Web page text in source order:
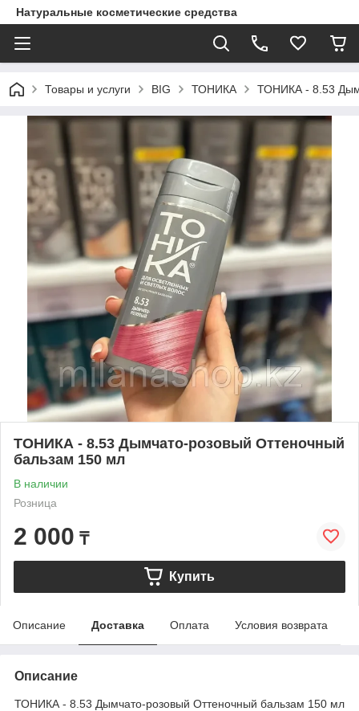
Натуральные косметические средства
Товары и услуги BIG ТОНИКА ТОНИКА - 8.53
ТОНИКА - 8.53 Дымчато-розовый Оттеночный
бальзам 150 мл
В наличии
Розница
2 000 ₸
Купить
Описание Доставка Оплата Условия возврата
Описание
ТОНИКА - 8.53 Дымчато-розовый Оттеночный бальзам 150 мл